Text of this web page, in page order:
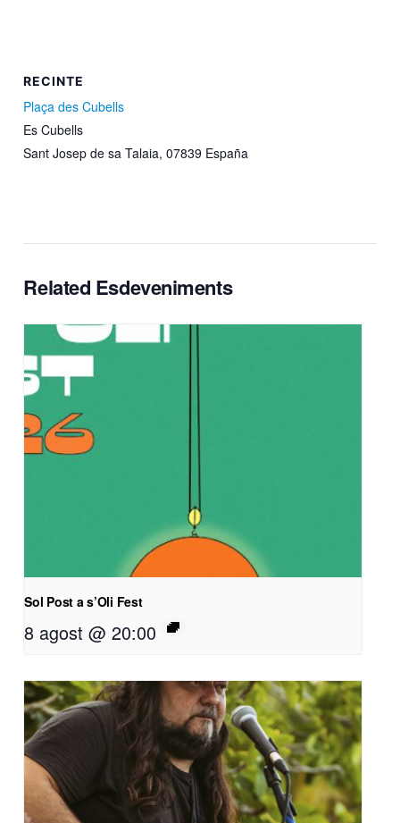
RECINTE
Plaça des Cubells
Es Cubells
Sant Josep de sa Talaia, 07839 España
Related Esdeveniments
Sol Post a s’Oli Fest
8 agost @ 20:00